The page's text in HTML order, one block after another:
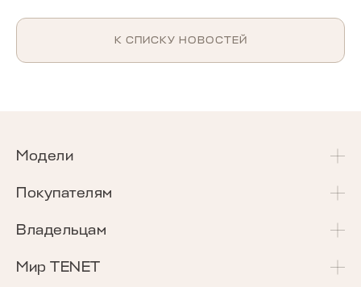
К СПИСКУ НОВОСТЕЙ
Модели
T4
T4L
T7
Покупателям
Акции и спецпредложения
Калькулятор Трейд-Ин
Владельцам
Сервисные акции
Мир TENET